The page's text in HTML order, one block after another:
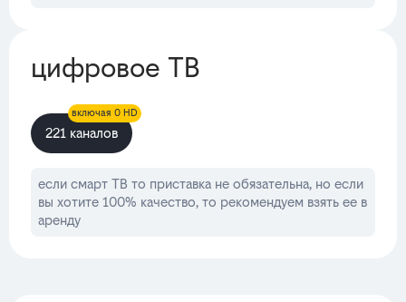
цифровое ТВ
221 каналов
включая 0 HD
если смарт ТВ то приставка не обязательна, но если
вы хотите 100% качество, то рекомендуем взять ее в
аренду